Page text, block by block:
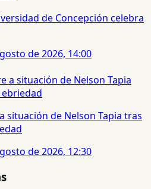
de Concepción celebra
de 2026, 14:00
situación de Nelson Tapia tras
de 2026, 12:30